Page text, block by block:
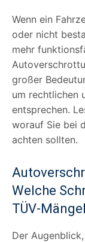
Wenn ein
oder nicht
mehr
großer
um rechtlichen
entsprechen.
worauf Sie bei
achten sollten.
Welche
TÜV-
Der